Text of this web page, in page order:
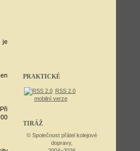
PRAKTICKÉ
RSS 2.0
mobilní verze
TIRÁŽ
© Společnost přátel kolejové
dopravy,
je